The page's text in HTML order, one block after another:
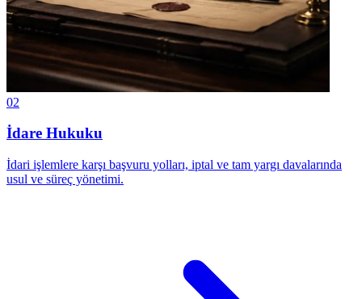
02
İdare Hukuku
İdari işlemlere karşı başvuru yolları, iptal ve tam yargı davalarında
usul ve süreç yönetimi.